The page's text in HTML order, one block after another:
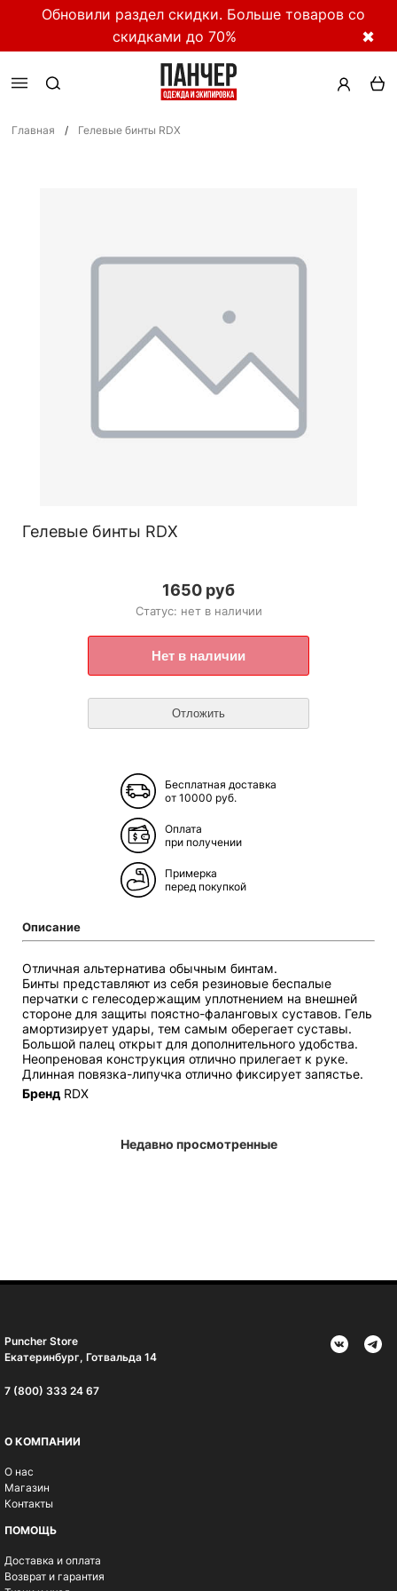
Обновили раздел скидки. Больше товаров со
скидками до 70%
✖
Главная / Гелевые бинты RDX
Гелевые бинты RDX
1650 руб
Статус: нет в наличии
Бесплатная доставка
от 10000 руб.
Оплата
при получении
Примерка
перед покупкой
Описание
Отличная альтернатива обычным бинтам.
Бинты представляют из себя резиновые беспалые
перчатки с гелесодержащим уплотнением на внешней
стороне для защиты поястно-фаланговых суставов. Гель
амортизирует удары, тем самым оберегает суставы.
Большой палец открыт для дополнительного удобства.
Неопреновая конструкция отлично прилегает к руке.
Длинная повязка-липучка отлично фиксирует запястье.
Бренд RDX
Недавно просмотренные
Puncher Store
Екатеринбург, Готвальда 14
7 (800) 333 24 67
О КОМПАНИИ
О нас
Магазин
Контакты
ПОМОЩЬ
Доставка и оплата
Возврат и гарантия